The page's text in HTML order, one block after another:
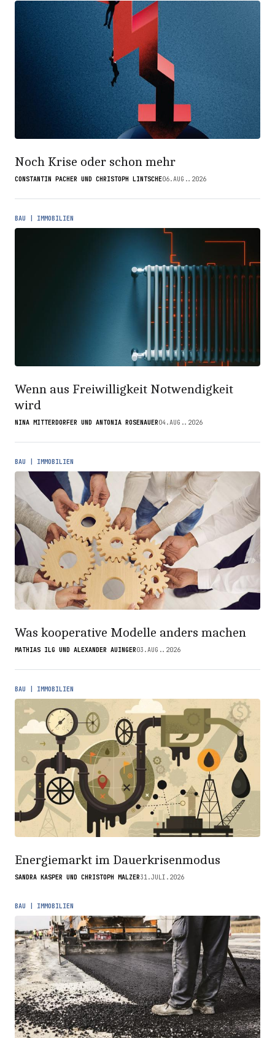
Noch Krise oder schon mehr
CONSTANTIN PACHER UND CHRISTOPH LINTSCHE06.AUG..2026
BAU | IMMOBILIEN
Wenn aus Freiwilligkeit Notwendigkeit
wird
NINA MITTERDORFER UND ANTONIA ROSENAUER04.AUG..2026
BAU | IMMOBILIEN
Was kooperative Modelle anders machen
MATHIAS ILG UND ALEXANDER AUINGER03.AUG..2026
BAU | IMMOBILIEN
Energiemarkt im Dauerkrisenmodus
SANDRA KASPER UND CHRISTOPH MALZER31.JULI.2026
BAU | IMMOBILIEN